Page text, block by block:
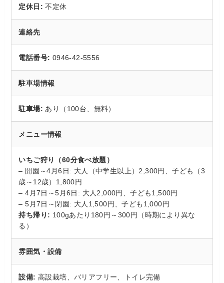
定休日: 不定休
連絡先
電話番号: 0946-42-5556
駐車場情報
駐車場: あり（100台、無料）
メニュー情報
いちご狩り（60分食べ放題）
– 開園～4月6日: 大人（中学生以上）2,300円、子ども（3
歳～12歳）1,800円
– 4月7日～5月6日: 大人2,000円、子ども1,500円
– 5月7日～閉園: 大人1,500円、子ども1,000円
持ち帰り: 100gあたり180円～300円（時期により異な
る）
雰囲気・設備
設備: 高設栽培、バリアフリー、トイレ完備